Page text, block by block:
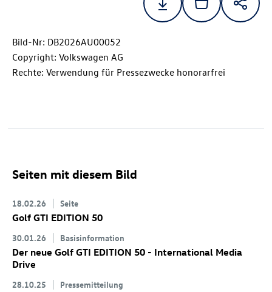
Bild-Nr: DB2026AU00052
Copyright: Volkswagen AG
Rechte: Verwendung für Pressezwecke honorarfrei
Seiten mit diesem Bild
18.02.26 Seite
Golf GTI EDITION 50
30.01.26 Basisinformation
Der neue Golf GTI EDITION 50 - International Media
Drive
28.10.25 Pressemitteilung